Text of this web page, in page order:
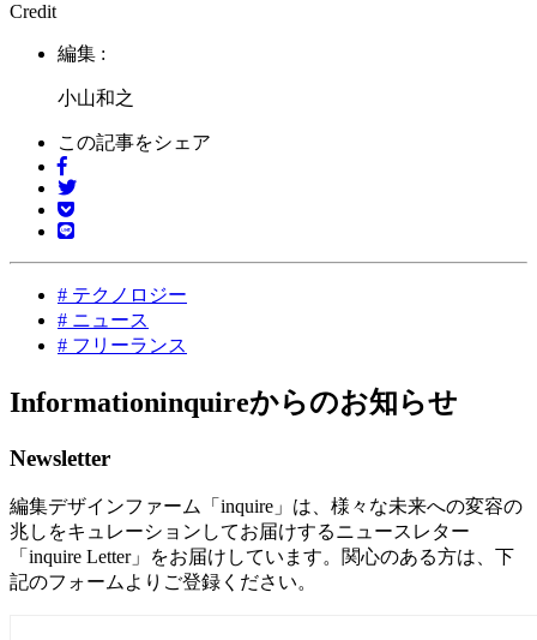
Credit
編集 :
小山和之
この記事をシェア
# テクノロジー
# ニュース
# フリーランス
Informationinquireからのお知らせ
Newsletter
編集デザインファーム「inquire」は、様々な未来への変容の
兆しをキュレーションしてお届けするニュースレター
「inquire Letter」をお届けしています。関心のある方は、下
記のフォームよりご登録ください。